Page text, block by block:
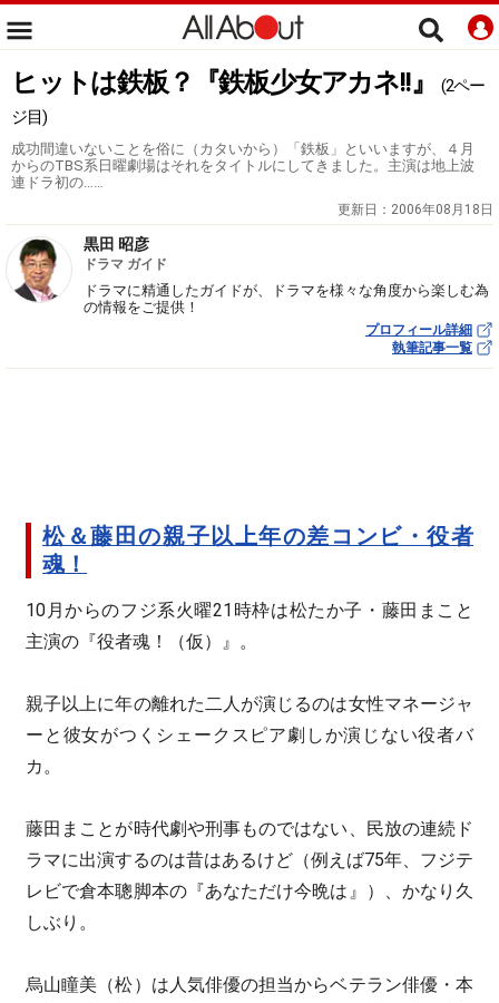
ヒットは鉄板？『鉄板少女アカネ!!』
(2ペー
ジ目)
成功間違いないことを俗に（カタいから）「鉄板」といいますが、４月
からのTBS系日曜劇場はそれをタイトルにしてきました。主演は地上波
連ドラ初の……
更新日： 2006年08月18日
黒田 昭彦
ドラマ ガイド
ドラマに精通したガイドが、ドラマを様々な角度から楽しむ為
の情報をご提供！
プロフィール詳細
執筆記事一覧
松＆藤田の親子以上年の差コンビ・役者
魂！
10月からのフジ系火曜21時枠は松たか子・藤田まこと
主演の『役者魂！（仮）』。
親子以上に年の離れた二人が演じるのは女性マネージャ
ーと彼女がつくシェークスピア劇しか演じない役者バ
カ。
藤田まことが時代劇や刑事ものではない、民放の連続ド
ラマに出演するのは昔はあるけど（例えば75年、フジテ
レビで倉本聰脚本の『あなただけ今晩は』）、かなり久
しぶり。
烏山瞳美（松）は人気俳優の担当からベテラン俳優・本